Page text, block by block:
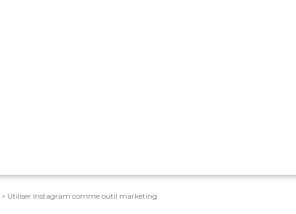
> Utiliser Instagram comme outil marketing